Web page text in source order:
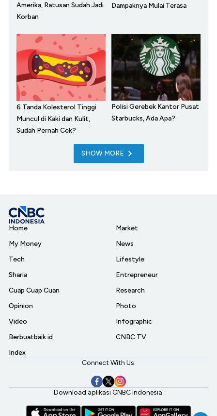
Amerika, Ratusan Sudah Jadi
Korban
Dampaknya Mulai Terasa
6 Tanda Kolesterol Tinggi
Muncul di Kaki dan Kulit,
Sudah Pernah Cek?
Polisi Gerebek Kantor Pusat
Starbucks, Ada Apa?
SHOW MORE
Home
My Money
Tech
Sharia
Cuap Cuap Cuan
Opinion
Video
Berbuatbaik.id
Index
Market
News
Lifestyle
Entrepreneur
Research
Photo
Infographic
CNBC TV
Connect With Us:
Download aplikasi CNBC Indonesia: